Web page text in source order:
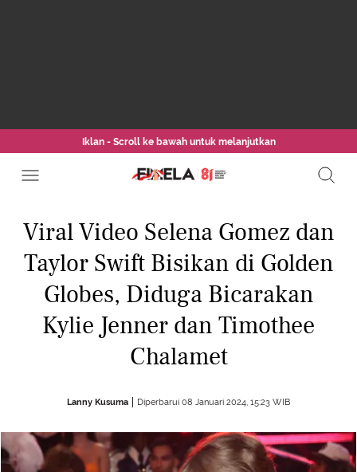
Iklan - Scroll ke bawah untuk melanjutkan
Viral Video Selena Gomez dan
Taylor Swift Bisikan di Golden
Globes, Diduga Bicarakan
Kylie Jenner dan Timothee
Chalamet
Lanny Kusuma Diperbarui 08 Januari 2024, 15:23 WIB